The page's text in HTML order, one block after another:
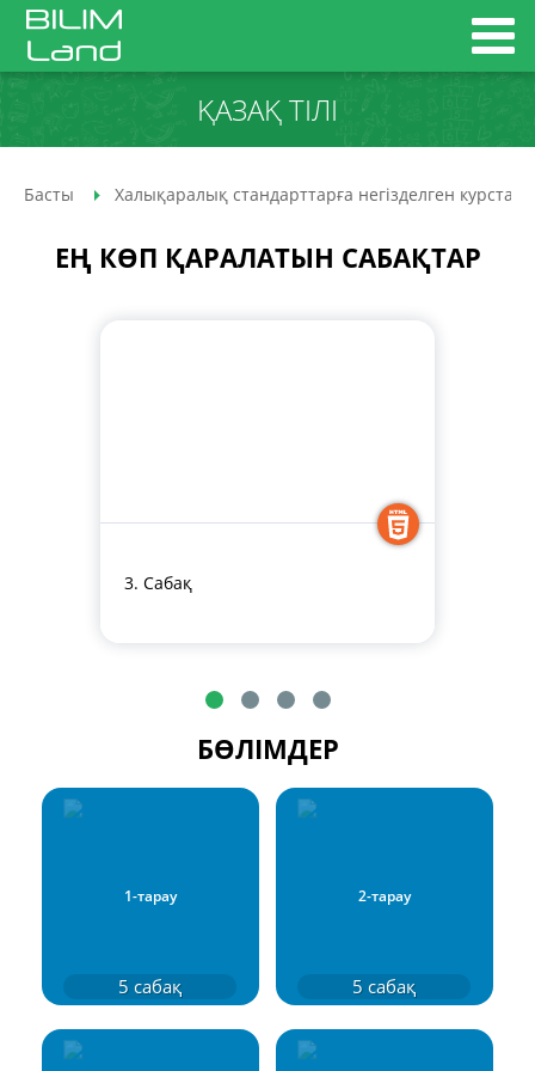
ҚАЗАҚ ТІЛІ
Басты Халықаралық стандарттарға негізделген курстар
ЕҢ КӨП ҚАРАЛАТЫН САБАҚТАР
3. Сабақ
БӨЛІМДЕР
5 сабақ
1-тарау
5 сабақ
2-тарау